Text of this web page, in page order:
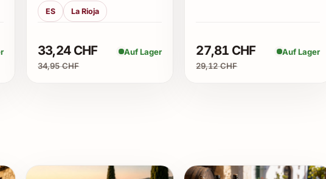
Spumante Rosato serviert werden?
volles Aroma bei einer Serviertemperatur von 6 bis 8 °C. Gut gekühlt
oder Flûte präsentiert er seine feinen Perlen und aromatischen
Art harmoniert er besonders gut mit leichten Speisen, wie
Fleisch und fruchtigen Desserts.
dem Öffnen haltbar?
ES La Rioja
33,24 CHF
34,95 CHF
Auf Lager 27,81 CHF
29,12 CHF
Auf Lager